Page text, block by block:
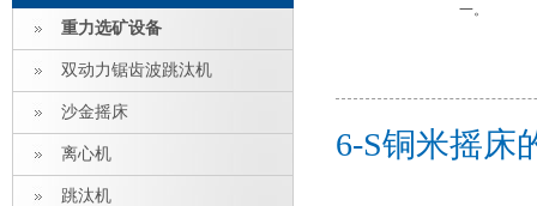
重力选矿设备
双动力锯齿波跳汰机
沙金摇床
离心机
跳汰机
一。
6-S铜米摇床